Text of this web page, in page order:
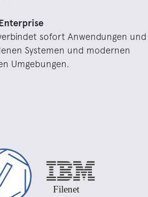
sofort Anwendungen und
Systemen und modernen
Umgebungen.